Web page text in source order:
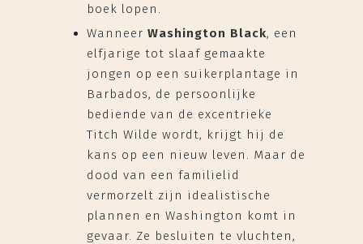
boek lopen.
WanneerWashington Black, een
elfjarige tot slaaf gemaakte
jongen op een suikerplantage in
Barbados, de persoonlijke
bediende van de excentrieke
Titch Wilde wordt, krijgt hij de
kans op een nieuw leven. Maar de
dood van een familielid
vermorzelt zijn idealistische
plannen en Washington komt in
gevaar. Ze besluiten te vluchten,